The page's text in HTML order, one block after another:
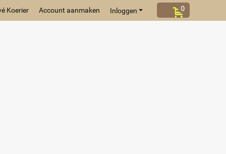
0
Inloggen
Koerier Account aanmaken